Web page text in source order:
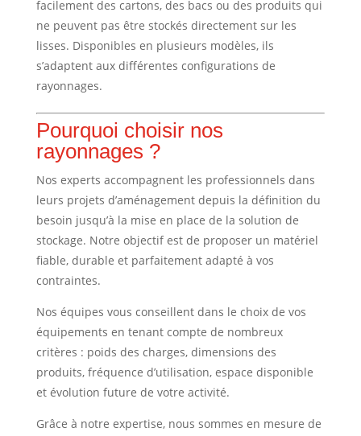
facilement des cartons, des bacs ou des produits qui
ne peuvent pas être stockés directement sur les
lisses. Disponibles en plusieurs modèles, ils
s’adaptent aux différentes configurations de
rayonnages.
Pourquoi choisir nos
rayonnages ?
Nos experts accompagnent les professionnels dans
leurs projets d’aménagement depuis la définition du
besoin jusqu’à la mise en place de la solution de
stockage. Notre objectif est de proposer un matériel
fiable, durable et parfaitement adapté à vos
contraintes.
Nos équipes vous conseillent dans le choix de vos
équipements en tenant compte de nombreux
critères : poids des charges, dimensions des
produits, fréquence d’utilisation, espace disponible
et évolution future de votre activité.
Grâce à notre expertise, nous sommes en mesure de